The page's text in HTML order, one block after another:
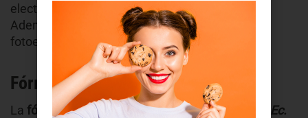
electrones reciben el nombre de fotoelectrones.
Además, ese proceso también se denomina
fotoemisión.
Fórmula del efecto fotoeléctrico
La fórmula del efecto fotoeléctricoesEF= W0
+ Ec.